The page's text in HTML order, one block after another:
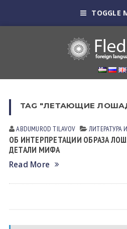
TOGGLE
TAG "ЛЕТАЮЩИЕ
ABDUMUROD TILAVOV ЛИТЕРАТУРА
ОБ ИНТЕРПРЕТАЦИИ ОБРАЗА
ДЕТАЛИ МИФА
Read More